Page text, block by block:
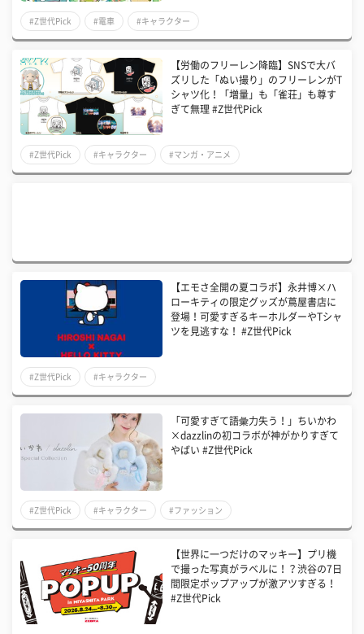
#Z世代Pick #電車 #キャラクター
【労働のフリーレン降臨】SNSで大バ
ズリした「ぬい撮り」のフリーレンがT
シャツ化！「増量」も「雀荘」も尊す
ぎて無理 #Z世代Pick
#Z世代Pick #キャラクター #マンガ・アニメ
【エモさ全開の夏コラボ】永井博×ハ
ローキティの限定グッズが蔦屋書店に
登場！可愛すぎるキーホルダーやTシャ
ツを見逃すな！ #Z世代Pick
#Z世代Pick #キャラクター
「可愛すぎて語彙力失う！」ちいかわ
×dazzlinの初コラボが神がかりすぎて
やばい #Z世代Pick
#Z世代Pick #キャラクター #ファッション
【世界に一つだけのマッキー】プリ機
で撮った写真がラベルに！？渋谷の7日
間限定ポップアップが激アツすぎる！
#Z世代Pick